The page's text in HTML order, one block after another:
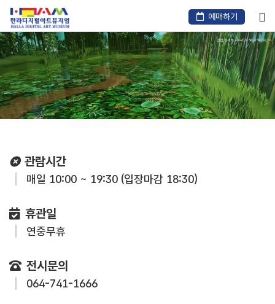
문
바
로
가
기
예매하기
메
인
컨
텐
츠
관람시간
매일 10:00 ~ 19:30 (입장마감 18:30)
휴관일
연중무휴
전시문의
064-741-1666